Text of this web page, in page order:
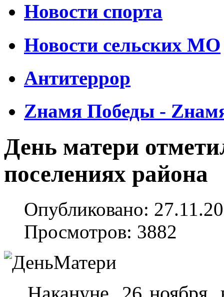
Новости спорта
Новости сельских МО
Антитеррор
Zнамя Победы -
День матери
поселениях района
Опубликовано:
Просмотров: 3882